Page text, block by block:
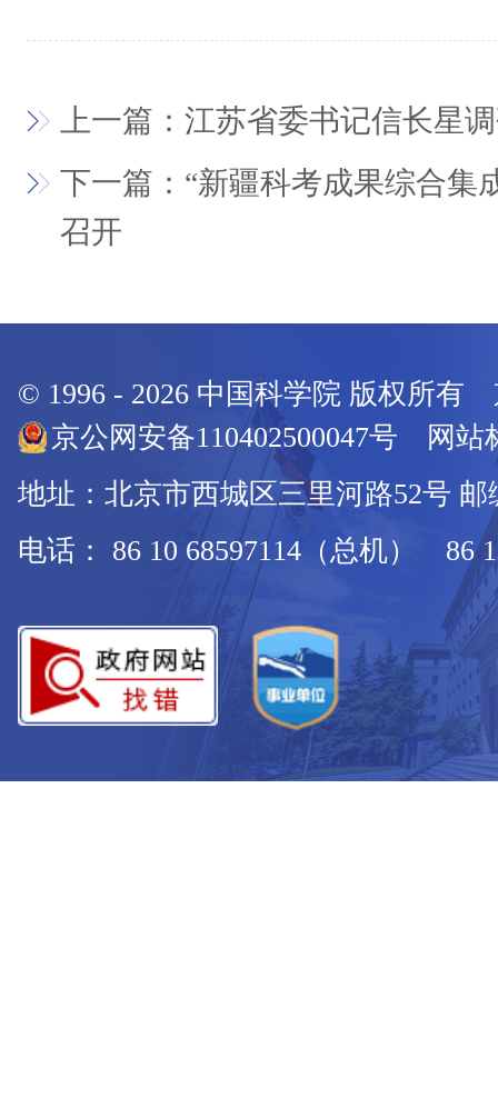
上一篇：江苏省委书记信长星
下一篇：“新疆科考成果综合集
召开
© 1996 - 2026 中国科学院 版权所有
京公网安备110402500047号 网站
地址：北京市西城区三里河路52号 邮
电话： 86 10 68597114（总机） 86